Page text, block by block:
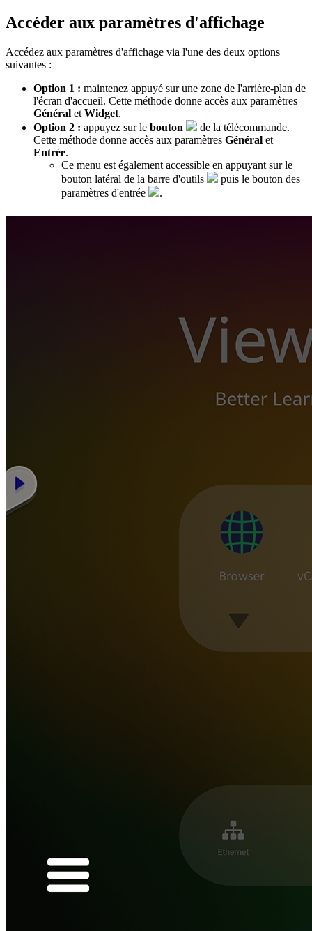
Accéder aux paramètres d'affichage
Accédez aux paramètres d'affichage via l'une des deux options
suivantes :
Option 1 : maintenez appuyé sur une zone de l'arrière-plan de
l'écran d'accueil. Cette méthode donne accès aux paramètres
Général et Widget.
Option 2 : appuyez sur le bouton
de la télécommande.
Cette méthode donne accès aux paramètres Général et
Entrée.
Ce menu est également accessible en appuyant sur le
bouton latéral de la barre d'outils
puis le bouton des
paramètres d'entrée
.